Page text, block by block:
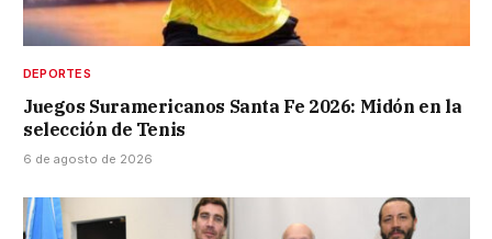
DEPORTES
Juegos Suramericanos Santa Fe 2026: Midón en la
selección de Tenis
6 de agosto de 2026